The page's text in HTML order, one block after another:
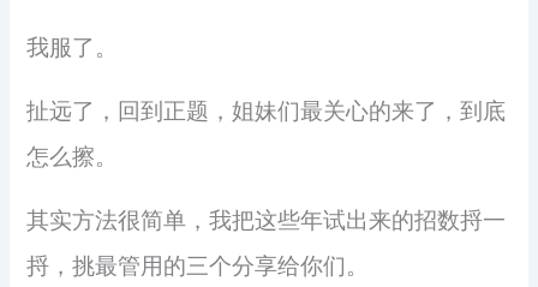
我服了。
扯远了，回到正题，姐妹们最关心的来了，到底
怎么擦。
其实方法很简单，我把这些年试出来的招数捋一
捋，挑最管用的三个分享给你们。